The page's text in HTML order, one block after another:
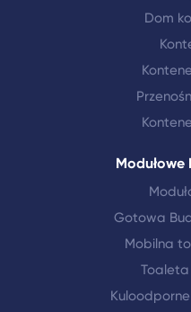
Dom
Gotowa
Mobilna
Toaleta